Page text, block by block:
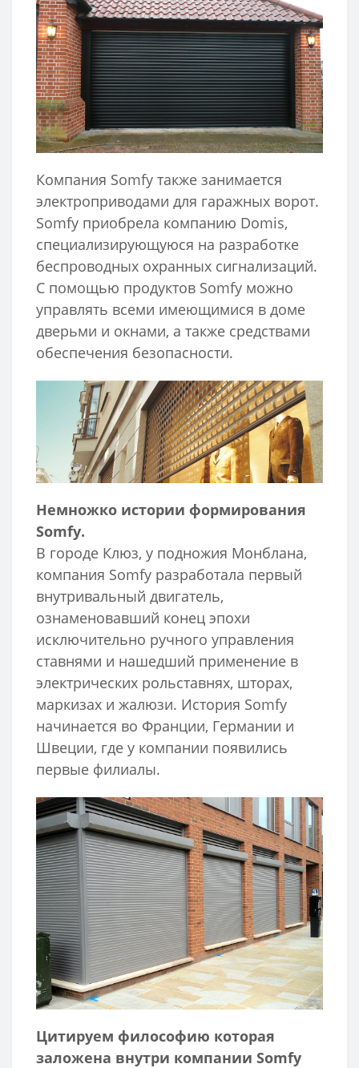
Компания Somfy также занимается
электроприводами для гаражных ворот.
Somfy приобрела компанию Domis,
специализирующуюся на разработке
беспроводных охранных сигнализаций.
С помощью продуктов Somfy можно
управлять всеми имеющимися в доме
дверьми и окнами, а также средствами
обеспечения безопасности.
Немножко истории формирования
Somfy.
В городе Клюз, у подножия Монблана,
компания Somfy разработала первый
внутривальный двигатель,
ознаменовавший конец эпохи
исключительно ручного управления
ставнями и нашедший применение в
электрических рольставнях, шторах,
маркизах и жалюзи. История Somfy
начинается во Франции, Германии и
Швеции, где у компании появились
первые филиалы.
Цитируем философию которая
заложена внутри компании Somfy